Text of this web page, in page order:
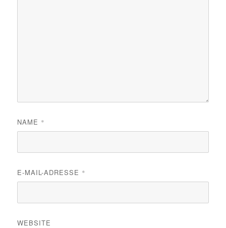
NAME *
E-MAIL-ADRESSE *
WEBSITE